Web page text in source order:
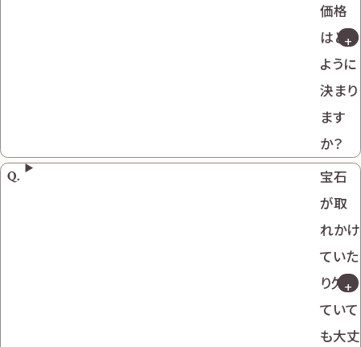
価格
はどの
ように
決まり
ます
か？
宝石
が取
れかけ
ていた
り欠け
ていて
も大丈